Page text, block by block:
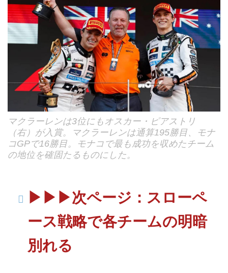
マクラーレンは3位にもオスカー・ピアストリ
（右）が入賞。マクラーレンは通算195勝目、モナ
コGPで16勝目。モナコで最も成功を収めたチーム
の地位を確固たるものにした。
▶︎▶︎▶︎次ページ：スローペ
ース戦略で各チームの明暗
別れる